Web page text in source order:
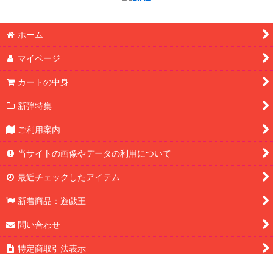
ホーム
マイページ
カートの中身
新弾特集
ご利用案内
当サイトの画像やデータの利用について
最近チェックしたアイテム
新着商品：遊戯王
問い合わせ
特定商取引法表示